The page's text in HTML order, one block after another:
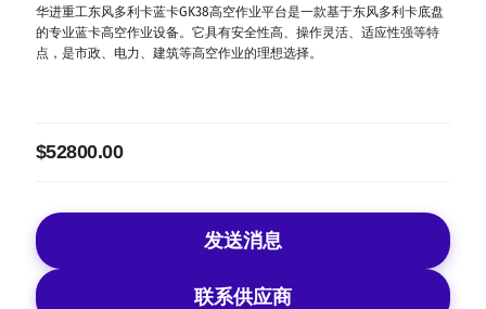
华进重工东风多利卡蓝卡GK38高空作业平台是一款基于东风多利卡底盘
的专业蓝卡高空作业设备。它具有安全性高、操作灵活、适应性强等特
点，是市政、电力、建筑等高空作业的理想选择。
$52800.00
发送消息
联系供应商